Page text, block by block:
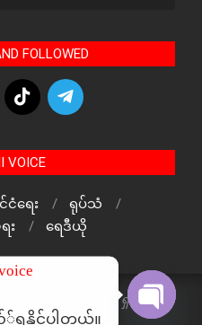
FOLLOWED
VOICE
ငံရေး
ရုပ်သံ
း ရေဒီယို
All rights reserved. ရှမ်းနီအသံ
င်ဖြစ်ပါသည်
ရှူနိုင်ပါတယ်။